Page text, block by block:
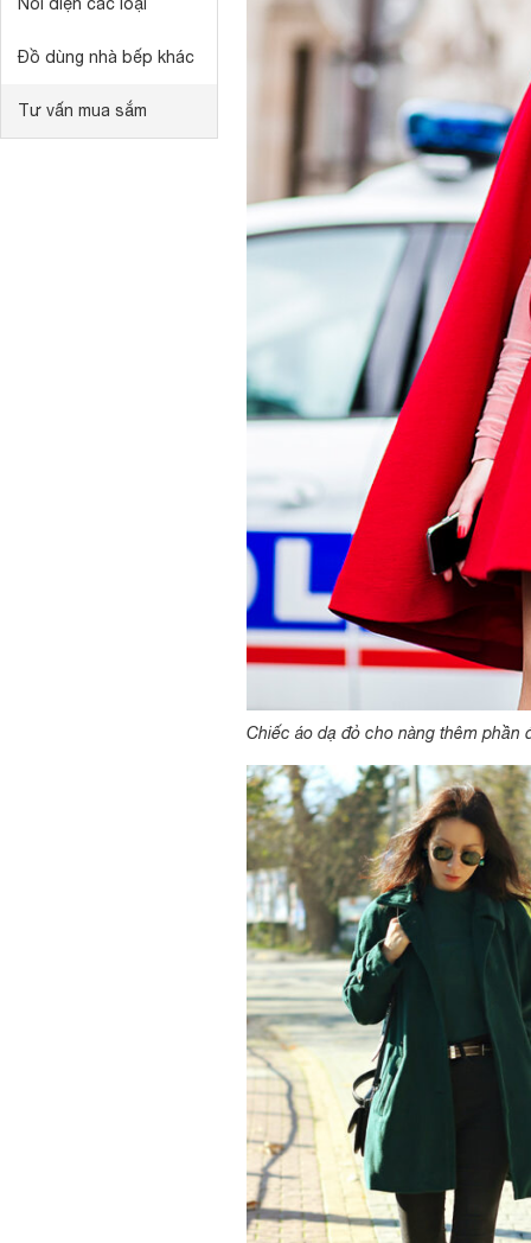
Đồ dùng nhà bếp khác
Tư vấn mua sắm
Chiếc áo dạ đỏ cho nàng thêm phần